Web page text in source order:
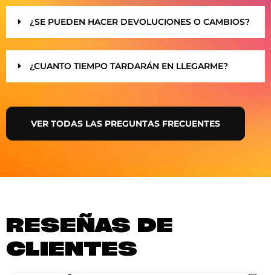
¿SE PUEDEN HACER DEVOLUCIONES O CAMBIOS?
¿CUANTO TIEMPO TARDARÁN EN LLEGARME?
VER TODAS LAS PREGUNTAS FRECUENTES
RESEÑAS DE
CLIENTES